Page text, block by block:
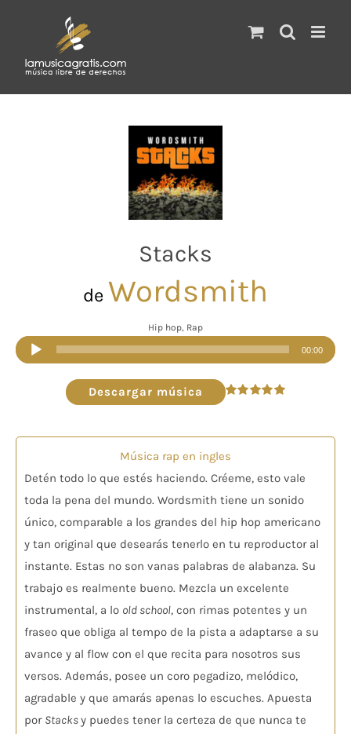
Stacks
de Wordsmith
Hip hop, Rap
Reproductor
de
audio
00:00
Descargar música
Música rap en ingles
Detén todo lo que estés haciendo. Créeme, esto vale
toda la pena del mundo. Wordsmith tiene un sonido
único, comparable a los grandes del hip hop americano
y tan original que desearás tenerlo en tu reproductor al
instante. Estas no son vanas palabras de alabanza. Su
trabajo es realmente bueno. Mezcla un excelente
instrumental, a lo old school, con rimas potentes y un
fraseo que obliga al tempo de la pista a adaptarse a su
avance y al flow con el que recita para nosotros sus
versos. Además, posee un coro pegadizo, melódico,
agradable y que amarás apenas lo escuches. Apuesta
por Stacksy puedes tener la certeza de que nunca te